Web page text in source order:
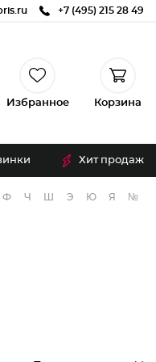
+7 (495) 215 28 49
Избранное Корзина
Хит продаж
Ф Ч Э Ю Я №